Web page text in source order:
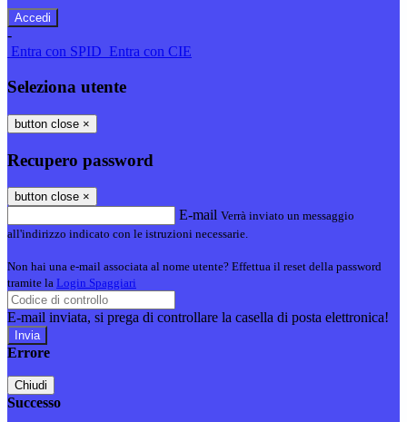
-
Entra con SPID Entra con CIE
Seleziona utente
button close ×
Recupero password
button close ×
E-mail Verrà inviato un messaggio
all'indirizzo indicato con le istruzioni necessarie.
Non hai una e-mail associata al nome utente? Effettua il reset della password
tramite la Login Spaggiari
E-mail inviata, si prega di controllare la casella di posta elettronica!
Errore
Chiudi
Successo